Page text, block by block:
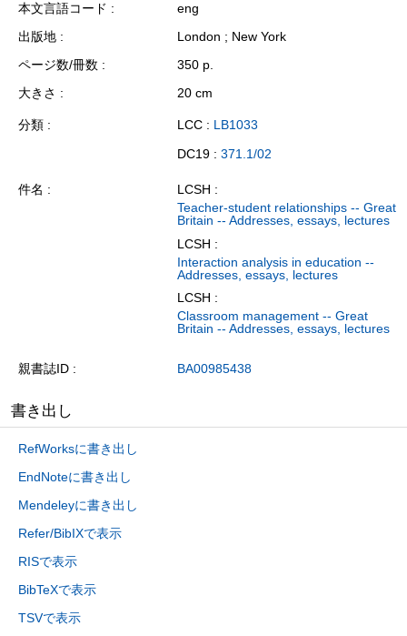
本文言語コード
eng
出版地
London ; New York
ページ数/冊数
350 p.
大きさ
20 cm
分類 LCC : LB1033
DC19 : 371.1/02
件名
LCSH :
Teacher-student relationships -- Great
Britain -- Addresses, essays, lectures
LCSH :
Interaction analysis in education --
Addresses, essays, lectures
LCSH :
Classroom management -- Great
Britain -- Addresses, essays, lectures
親書誌ID BA00985438
書き出し
RefWorksに書き出し
EndNoteに書き出し
Mendeleyに書き出し
Refer/BibIXで表示
RISで表示
BibTeXで表示
TSVで表示